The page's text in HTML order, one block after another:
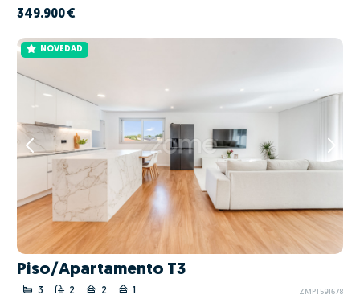
349.900 €
NOVEDAD
Piso/Apartamento T3
3 2 2 1 ZMPT591678